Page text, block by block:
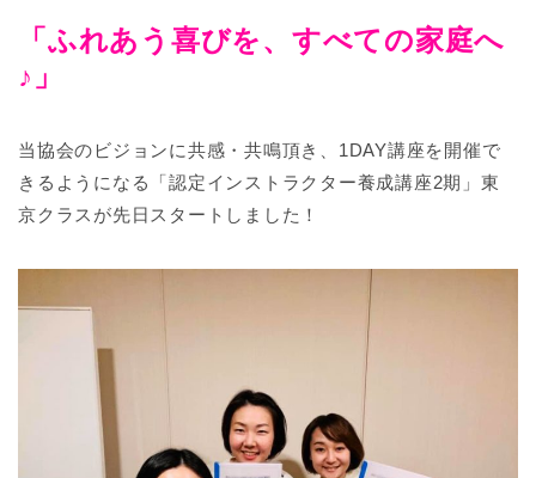
「ふれあう喜びを、すべての家庭へ
♪」
当協会のビジョンに共感・共鳴頂き、 1DAY講座を開催で
きるようになる「認定インストラクター養成講座2期」東
京クラスが先日スタートしました！